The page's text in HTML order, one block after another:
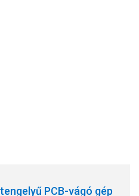
PCB-vágó gép